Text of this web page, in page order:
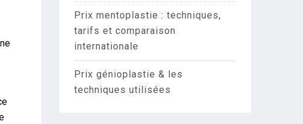
Prix mentoplastie : techniques,
tarifs et comparaison
internationale
Prix génioplastie & les
techniques utilisées